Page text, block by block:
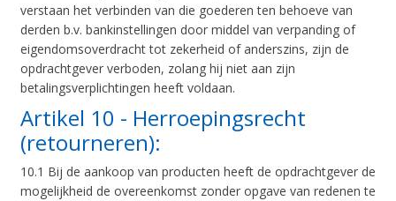
verstaan het verbinden van die goederen ten behoeve van
derden b.v. bankinstellingen door middel van verpanding of
eigendomsoverdracht tot zekerheid of anderszins, zijn de
opdrachtgever verboden, zolang hij niet aan zijn
betalingsverplichtingen heeft voldaan.
Artikel 10 - Herroepingsrecht
(retourneren):
10.1 Bij de aankoop van producten heeft de opdrachtgever de
mogelijkheid de overeenkomst zonder opgave van redenen te